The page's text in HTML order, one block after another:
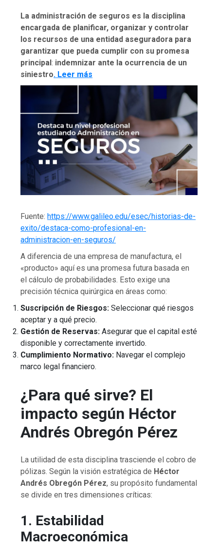
La administración de seguros es la disciplina
encargada de planificar, organizar y controlar
los recursos de una entidad aseguradora para
garantizar que pueda cumplir con su promesa
principal: indemnizar ante la ocurrencia de un
siniestro. Leer más
Fuente: https://www.galileo.edu/esec/historias-de-
exito/destaca-como-profesional-en-
administracion-en-seguros/
A diferencia de una empresa de manufactura, el
«producto» aquí es una promesa futura basada en
el cálculo de probabilidades. Esto exige una
precisión técnica quirúrgica en áreas como:
Suscripción de Riesgos: Seleccionar qué riesgos
aceptar y a qué precio.
Gestión de Reservas: Asegurar que el capital esté
disponible y correctamente invertido.
Cumplimiento Normativo: Navegar el complejo
marco legal financiero.
¿Para qué sirve? El
impacto según Héctor
Andrés Obregón Pérez
La utilidad de esta disciplina trasciende el cobro de
pólizas. Según la visión estratégica de Héctor
Andrés Obregón Pérez, su propósito fundamental
se divide en tres dimensiones críticas:
1. Estabilidad
Macroeconómica